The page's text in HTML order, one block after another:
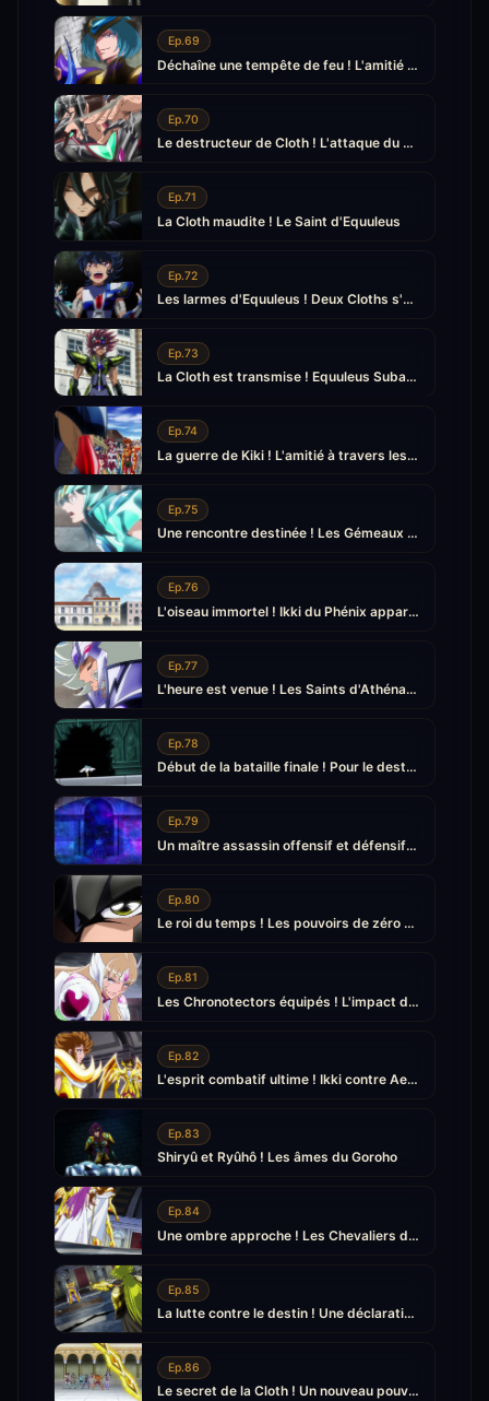
Ep.69
Déchaîne une tempête de feu ! L'amitié de Yuna et Sôma
Ep.70
Le destructeur de Cloth ! L'attaque du Pallasite renégat
Ep.71
La Cloth maudite ! Le Saint d'Equuleus
Ep.72
Les larmes d'Equuleus ! Deux Cloths s'éveillent
Ep.73
La Cloth est transmise ! Equuleus Subaru est né
Ep.74
La guerre de Kiki ! L'amitié à travers les générations
Ep.75
Une rencontre destinée ! Les Gémeaux reviennent
Ep.76
L'oiseau immortel ! Ikki du Phénix apparaît
Ep.77
L'heure est venue ! Les Saints d'Athéna se rassemblent
Ep.78
Début de la bataille finale ! Pour le destin des déesses
Ep.79
Un maître assassin offensif et défensif ! Le plan secret de Shun
Ep.80
Le roi du temps ! Les pouvoirs de zéro absolu d'Hyôga
Ep.81
Les Chronotectors équipés ! L'impact des Quatre Rois
Ep.82
L'esprit combatif ultime ! Ikki contre Aegaeon
Ep.83
Shiryû et Ryûhô ! Les âmes du Goroho
Ep.84
Une ombre approche ! Les Chevaliers d'Or qui protègent Athéna
Ep.85
La lutte contre le destin ! Une déclaration de rébellion
Ep.86
Le secret de la Cloth ! Un nouveau pouvoir s'éveille